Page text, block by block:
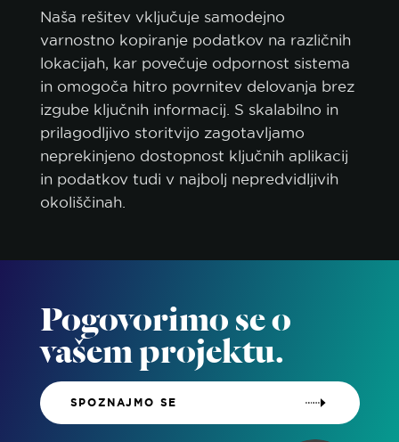
Naša rešitev vključuje samodejno
varnostno kopiranje podatkov na različnih
lokacijah, kar povečuje odpornost sistema
in omogoča hitro povrnitev delovanja brez
izgube ključnih informacij. S skalabilno in
prilagodljivo storitvijo zagotavljamo
neprekinjeno dostopnost ključnih aplikacij
in podatkov tudi v najbolj nepredvidljivih
okoliščinah.
Pogovorimo se o
vašem projektu.
SPOZNAJMO SE